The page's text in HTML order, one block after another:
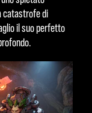
catastrofe di
il suo perfetto